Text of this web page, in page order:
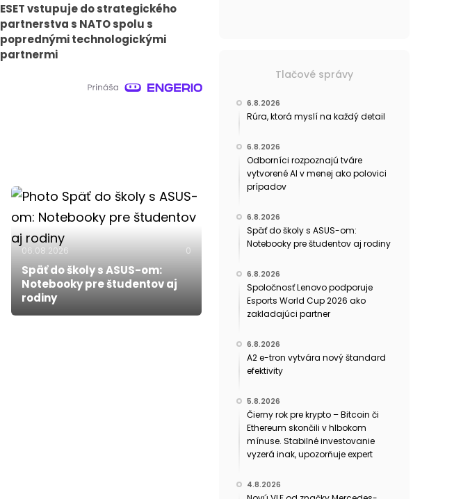
ESET vstupuje do strategického
partnerstva s NATO spolu s
poprednými technologickými
partnermi
06.08.2026 0
Späť do školy s ASUS-om:
Notebooky pre študentov aj
rodiny
Tlačové správy
6.8.2026
Rúra, ktorá myslí na každý detail
6.8.2026
Odborníci rozpoznajú tváre
vytvorené AI v menej ako polovici
prípadov
6.8.2026
Späť do školy s ASUS-om:
Notebooky pre študentov aj rodiny
6.8.2026
Spoločnosť Lenovo podporuje
Esports World Cup 2026 ako
zakladajúci partner
6.8.2026
A2 e-tron vytvára nový štandard
efektivity
5.8.2026
Čierny rok pre krypto – Bitcoin či
Ethereum skončili v hlbokom
mínuse. Stabilné investovanie
vyzerá inak, upozorňuje expert
4.8.2026